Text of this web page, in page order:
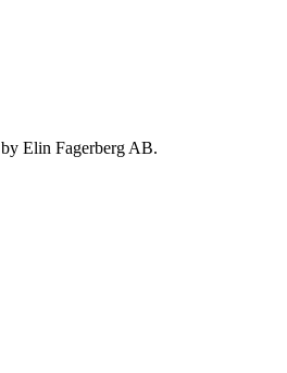
Elin Fagerberg AB.